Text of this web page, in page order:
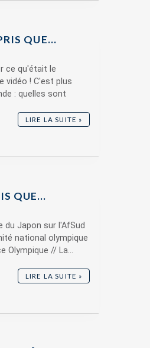
QUE…
ce qu'était le
vidéo ! C'est plus
: quelles sont
LIRE LA SUITE »
QUE…
du Japon sur l'AfSud
national olympique
Olympique // La...
LIRE LA SUITE »